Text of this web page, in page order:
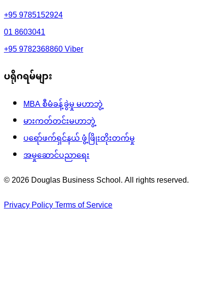
+95 9785152924
01 8603041
+95 9782368860Viber
ပရိုဂရမ်များ
MBA စီမံခန့်ခွဲမှု မဟာဘွဲ့
မားကတ်တင်းမဟာဘွဲ့
ပရော်ဖက်ရှင်နယ် ဖွံ့ဖြိုးတိုးတက်မှု
အမှုဆောင်ပညာရေး
© 2026 Douglas Business School. All rights reserved.
Privacy PolicyTerms of Service